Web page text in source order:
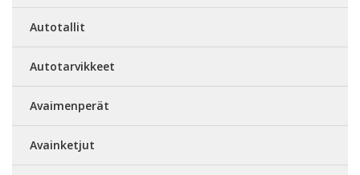
Autotallit
Autotarvikkeet
Avaimenperät
Avainketjut